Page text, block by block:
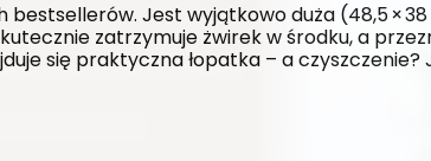
Jest wyjątkowo duża (48,5 × 38
zatrzymuje żwirek w środku, a
się praktyczna łopatka – a